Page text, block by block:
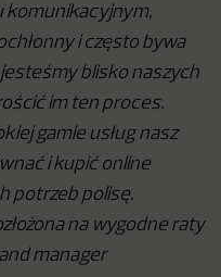
komunikacyjnym,
i często bywa
blisko naszych
im ten proces.
gamie usług nasz
i kupić online
potrzeb polisę.
na wygodne raty
manager